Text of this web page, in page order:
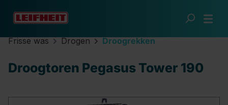
Ga naar de hoofdinhoud
Frisse was Drogen Droogrekken
Droogtoren Pegasus Tower 190